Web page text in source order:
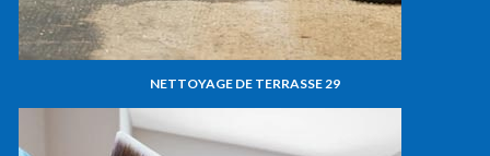
NETTOYAGE DE TERRASSE 29